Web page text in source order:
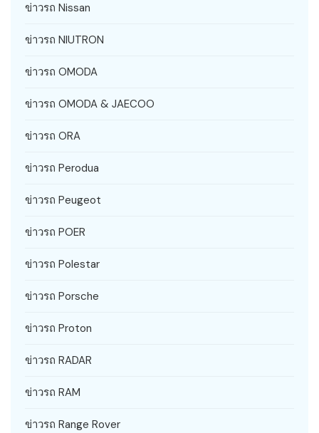
ข่าวรถ Nissan
ข่าวรถ NIUTRON
ข่าวรถ OMODA
ข่าวรถ OMODA & JAECOO
ข่าวรถ ORA
ข่าวรถ Perodua
ข่าวรถ Peugeot
ข่าวรถ POER
ข่าวรถ Polestar
ข่าวรถ Porsche
ข่าวรถ Proton
ข่าวรถ RADAR
ข่าวรถ RAM
ข่าวรถ Range Rover